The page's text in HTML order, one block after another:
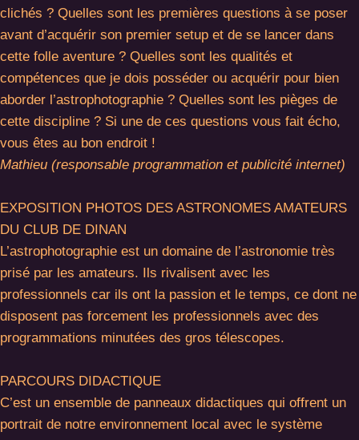
clichés ? Quelles sont les premières questions à se poser
avant d’acquérir son premier setup et de se lancer dans
cette folle aventure ? Quelles sont les qualités et
compétences que je dois posséder ou acquérir pour bien
aborder l’astrophotographie ? Quelles sont les pièges de
cette discipline ? Si une de ces questions vous fait écho,
vous êtes au bon endroit !
Mathieu (responsable programmation et publicité internet)
EXPOSITION PHOTOS DES ASTRONOMES AMATEURS
DU CLUB DE DINAN
L’astrophotographie est un domaine de l’astronomie très
prisé par les amateurs. Ils rivalisent avec les
professionnels car ils ont la passion et le temps, ce dont ne
disposent pas forcement les professionnels avec des
programmations minutées des gros télescopes.
PARCOURS DIDACTIQUE
C’est un ensemble de panneaux didactiques qui offrent un
portrait de notre environnement local avec le système